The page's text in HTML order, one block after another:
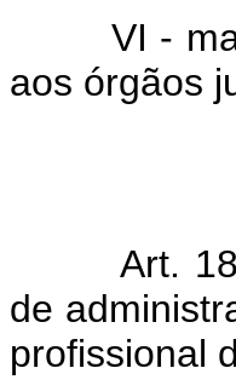
VI -
aos órgãos
Art. 18.
de
profissional